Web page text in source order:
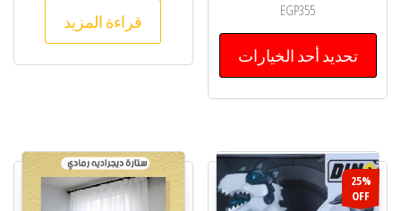
EGP355
تحديد أحد الخيارات
قراءة المزيد
25%
OFF